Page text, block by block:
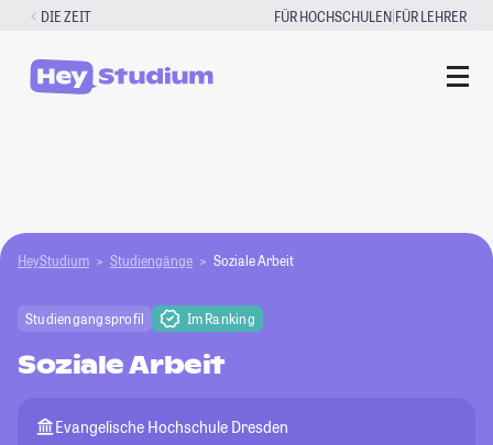
Zum
springen
DIE ZEIT FÜR HOCHSCHULEN|FÜR LEHRER
HeyStudium Studiengänge Soziale Arbeit
Studiengangsprofil Im Ranking
Soziale Arbeit
Evangelische Hochschule Dresden